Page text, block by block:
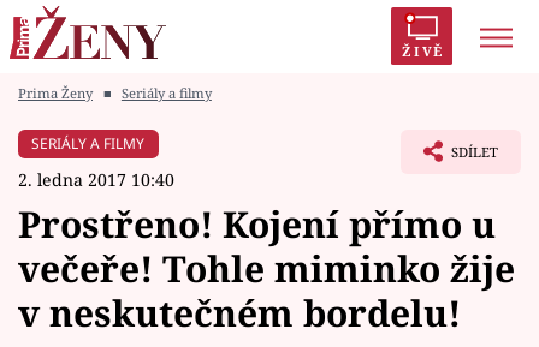
ŽIVĚ
Módní alarm
Témata
Prima Ženy ■ Seriály a filmy
SERIÁLY A FILMY
2. ledna 2017 10:40
SDÍLET
Prostřeno! Kojení přímo u
večeře! Tohle miminko žije
v neskutečném bordelu!